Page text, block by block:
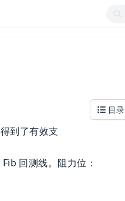
目录
到了有效支
回测线。阻力位：